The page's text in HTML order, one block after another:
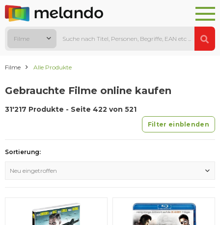
Filme
Filme Alle Produkte
Gebrauchte Filme online kaufen
31'217 Produkte - Seite 422 von 521
Filter einblenden
Sortierung:
Neu eingetroffen